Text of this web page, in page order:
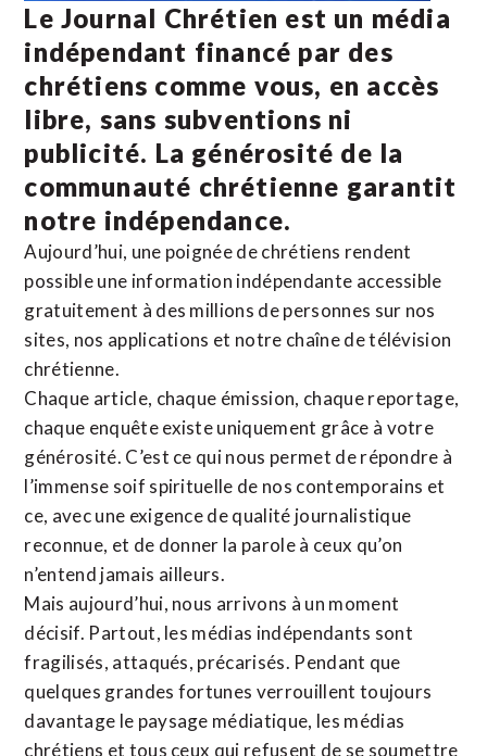
Le Journal Chrétien est un média
indépendant financé par des
chrétiens comme vous, en accès
libre, sans subventions ni
publicité. La générosité de la
communauté chrétienne garantit
notre indépendance.
Aujourd’hui, une poignée de chrétiens rendent
possible une information indépendante accessible
gratuitement à des millions de personnes sur nos
sites, nos applications et notre chaîne de télévision
chrétienne.
Chaque article, chaque émission, chaque reportage,
chaque enquête existe uniquement grâce à votre
générosité. C’est ce qui nous permet de répondre à
l’immense soif spirituelle de nos contemporains et
ce, avec une exigence de qualité journalistique
reconnue, et de donner la parole à ceux qu’on
n’entend jamais ailleurs.
Mais aujourd’hui, nous arrivons à un moment
décisif. Partout, les médias indépendants sont
fragilisés, attaqués, précarisés. Pendant que
quelques grandes fortunes verrouillent toujours
davantage le paysage médiatique, les médias
chrétiens et tous ceux qui refusent de se soumettre